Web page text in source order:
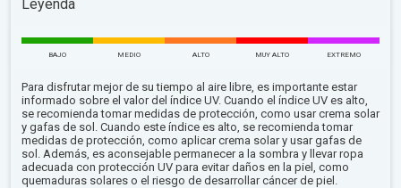
Leyenda
BAJO MEDIO ALTO MUY ALTO EXTREMO
Para disfrutar mejor de su tiempo al aire libre, es importante estar
informado sobre el valor del índice UV. Cuando el índice UV es alto,
se recomienda tomar medidas de protección, como usar crema solar
y gafas de sol. Cuando este índice es alto, se recomienda tomar
medidas de protección, como aplicar crema solar y usar gafas de
sol. Además, es aconsejable permanecer a la sombra y llevar ropa
adecuada con protección UV para evitar daños en la piel, como
quemaduras solares o el riesgo de desarrollar cáncer de piel.